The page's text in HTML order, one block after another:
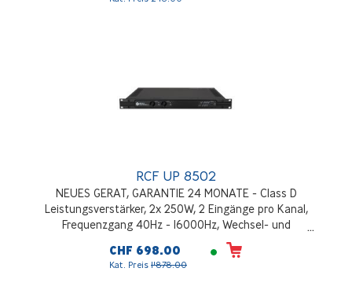
RCF UP 8502
NEUES GERAT, GARANTIE 24 MONATE - Class D
Leistungsverstärker, 2x 250W, 2 Eingänge pro Kanal,
Frequenzgang 40Hz - 16000Hz, Wechsel- und
Gleichstromversorgung, schwarz
CHF 698.00
Kat. Preis 1'878.00